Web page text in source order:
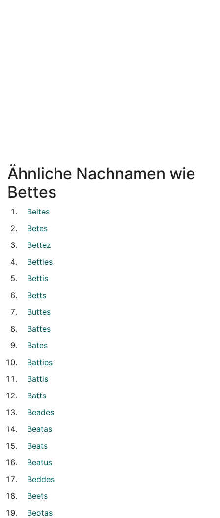
Ähnliche Nachnamen wie
Bettes
Beites
Betes
Bettez
Betties
Bettis
Betts
Buttes
Battes
Bates
Batties
Battis
Batts
Beades
Beatas
Beats
Beatus
Beddes
Beets
Beotas